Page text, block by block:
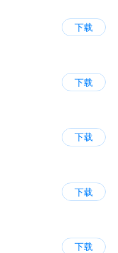
下载
下载
下载
下载
下载